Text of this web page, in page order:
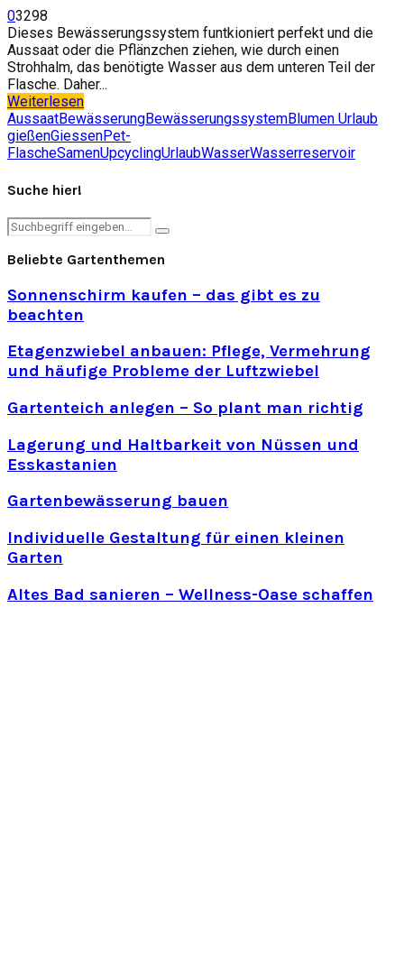
03298
Dieses Bewässerungssystem funtkioniert perfekt und die
Aussaat oder die Pflänzchen ziehen, wie durch einen
Strohhalm, das benötigte Wasser aus dem unteren Teil der
Flasche. Daher...
Weiterlesen
AussaatBewässerungBewässerungssystemBlumen Urlaub
gießenGiessenPet-
FlascheSamenUpcyclingUrlaubWasserWasserreservoir
Suche hier!
Search
for:
Search
Beliebte Gartenthemen
Sonnenschirm kaufen – das gibt es zu
beachten
Etagenzwiebel anbauen: Pflege, Vermehrung
und häufige Probleme der Luftzwiebel
Gartenteich anlegen – So plant man richtig
Lagerung und Haltbarkeit von Nüssen und
Esskastanien
Gartenbewässerung bauen
Individuelle Gestaltung für einen kleinen
Garten
Altes Bad sanieren – Wellness-Oase schaffen